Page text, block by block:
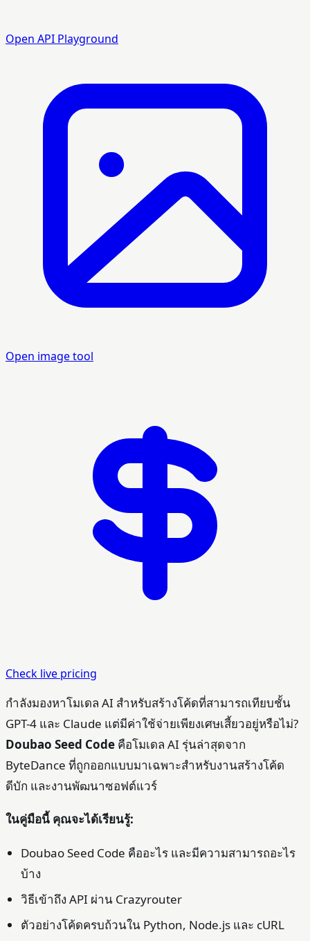
Open API Playground
Open image tool
Check live pricing
กำลังมองหาโมเดล AI สำหรับสร้างโค้ดที่สามารถเทียบชั้น
GPT-4 และ Claude แต่มีค่าใช้จ่ายเพียงเศษเสี้ยวอยู่หรือไม่?
Doubao Seed Code คือโมเดล AI รุ่นล่าสุดจาก
ByteDance ที่ถูกออกแบบมาเฉพาะสำหรับงานสร้างโค้ด
ดีบัก และงานพัฒนาซอฟต์แวร์
ในคู่มือนี้ คุณจะได้เรียนรู้:
Doubao Seed Code คืออะไร และมีความสามารถอะไร
บ้าง
วิธีเข้าถึง API ผ่าน Crazyrouter
ตัวอย่างโค้ดครบถ้วนใน Python, Node.js และ cURL